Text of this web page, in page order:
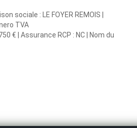
sociale : LE FOYER REMOIS |
TVA
€ | Assurance RCP : NC | Nom du